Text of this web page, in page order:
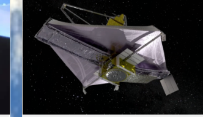
Posted
in